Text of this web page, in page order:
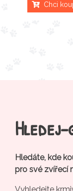
Chci
Hledáte, kde
pro své zvířecí